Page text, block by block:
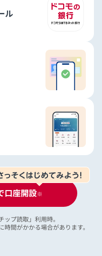
ル
口座開設※
プ読取」利用時。
間がかかる場合があります。